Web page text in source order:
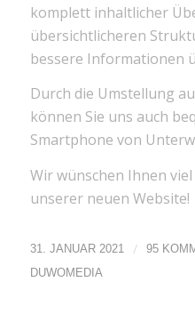
komplett inhaltlicher
übersichtlicheren
bessere Informationen
Durch die Umstellung
können Sie uns auch
Smartphone von
Wir wünschen Ihnen
unserer neuen Website!
31. JANUAR 2021 / 95
DUWOMEDIA